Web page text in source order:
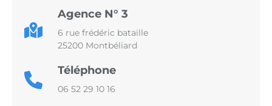
Agence N° 3
6 rue frédéric bataille
25200 Montbéliard
Téléphone
06 52 29 10 16